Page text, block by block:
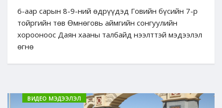
6-аар сарын 8-9-ний өдрүүдэд Говийн бүсийн 7-р
тойргийн төв Өмнөговь аймгийн сонгуулийн
хорооноос Даян хааны талбайд нээлттэй мэдээлэл
өгнө
ВИДЕО МЭДЭЭЛЭЛ